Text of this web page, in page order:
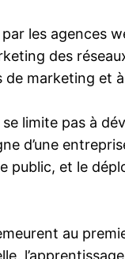
les agences
des
de marketing et
limite pas à
d’une
public, et le
au